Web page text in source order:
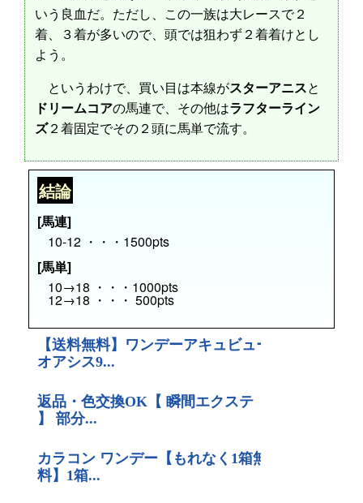
いう良血だ。ただし、この一族は大レースで２
着、３着が多いので、頭では狙わず２着着けとし
よう。
というわけで、買い目は本線がスターアニスと
ドリームコアの馬連で、その他はラフターライン
ズ２着固定でその２頭に馬単で流す。
結論
[馬連]
10-12 ・・・1500pts
[馬単]
10→18 ・・・1000pts
12→18 ・・・ 500pts